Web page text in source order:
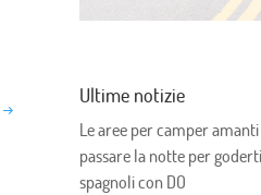
→
Ultime notizie
Le aree per camper
passare la notte per
spagnoli con DO